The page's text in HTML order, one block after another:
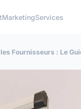
MarketingServices
Fournisseurs : Le